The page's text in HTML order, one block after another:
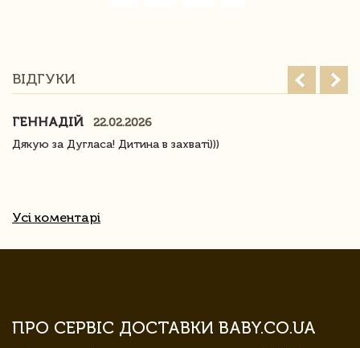
ВІДГУКИ
ГЕННАДІЙ
22.02.2026
Дякую за Дугласа! Дитина в захваті)))
Усі коментарі
ПРО СЕРВІС ДОСТАВКИ BABY.CO.UA